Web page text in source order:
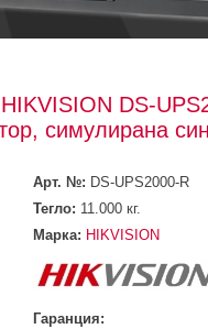
DS-
симулирана
Арт. №: DS-UPS2000-R
Тегло: 11.000 кг.
Марка: HIKVISION
Гаранция: